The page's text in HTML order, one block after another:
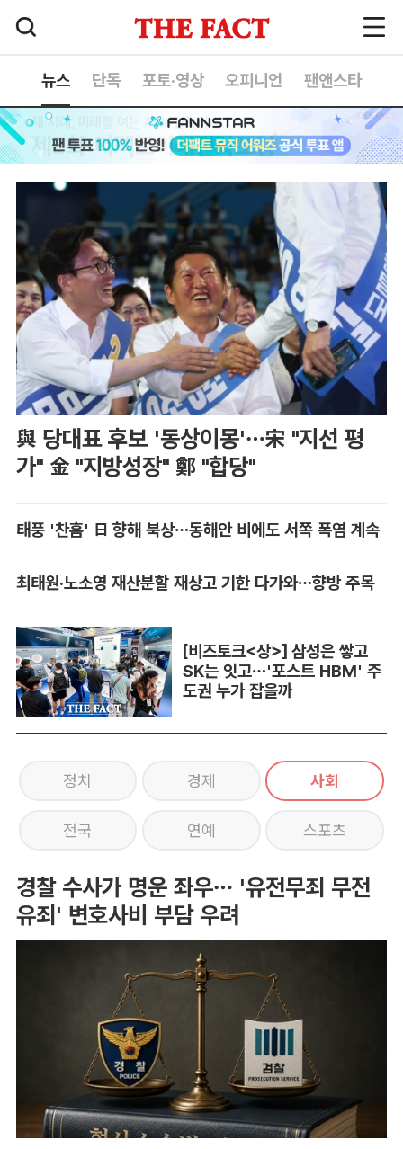
뉴스 단독 포토·영상 오피니언 팬앤스타
與 당대표 후보 '동상이몽'…宋 "지선 평
가" 金 "지방성장" 鄭 "합당"
태풍 '찬홈' 日 향해 북상…동해안 비에도 서쪽 폭염 계속
최태원·노소영 재산분할 재상고 기한 다가와…향방 주목
[비즈토크<상>] 삼성은 쌓고
SK는 잇고…'포스트 HBM' 주
도권 누가 잡을까
정치 경제 사회
전국 연예 스포츠
경찰 수사가 명운 좌우… '유전무죄 무전
유죄' 변호사비 부담 우려